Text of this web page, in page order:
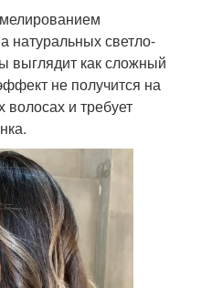
натуральных светло-
выглядит как сложный
не получится на
и требует